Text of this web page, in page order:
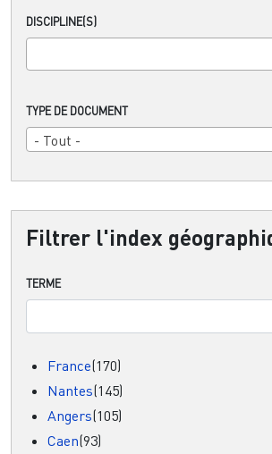
DISCIPLINE(S)
TYPE DE DOCUMENT
- Tout -
Filtrer l'index
TERME
France(170)
Nantes(145)
Angers(105)
Caen(93)